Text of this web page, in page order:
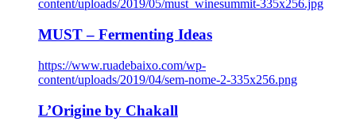
content/uploads/2019/05/must_winesummit-335x256.jpg
MUST – Fermenting Ideas
https://www.ruadebaixo.com/wp-
content/uploads/2019/04/sem-nome-2-335x256.png
L’Origine by Chakall